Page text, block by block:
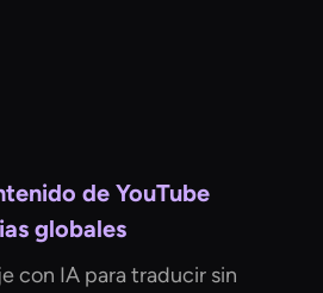
de YouTube
globales
con IA para traducir sin